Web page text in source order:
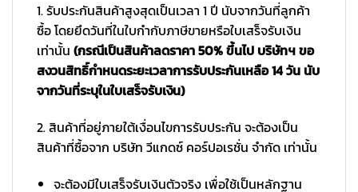
1. รับประกันสินค้าสูงสุดเป็นเวลา 1 ปี นับจากวันที่ลูกค้า
ซื้อ โดยยึดวันที่ในใบกำกับภาษีขายหรือใบเสร็จรับเงิน
เท่านั้น (กรณีเป็นสินค้าลดราคา 50% ขึ้นไป บริษัทฯ ขอ
สงวนสิทธิ์กำหนดระยะเวลาการรับประกันเหลือ 14 วัน นับ
จากวันที่ระบุในใบเสร็จรับเงิน)
2. สินค้าที่อยู่ภายใต้เงื่อนไขการรับประกัน จะต้องเป็น
สินค้าที่ซื้อจาก บริษัท วีแกดซ์ คอร์ปอเรชั่น จำกัด เท่านั้น
จะต้องมีใบเสร็จรับเงินตัวจริง เพื่อใช้เป็นหลักฐาน